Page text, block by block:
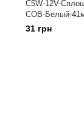
C5W-12V-
СОВ-Белый-
31 грн